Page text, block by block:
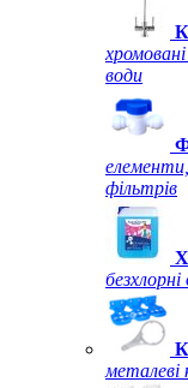
води
фільтрів
металеві